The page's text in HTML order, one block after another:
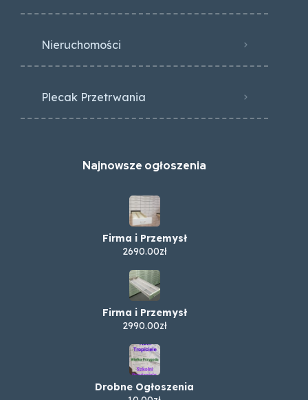
Nieruchomości
Plecak Przetrwania
Najnowsze ogłoszenia
Firma i Przemysł
2690.00zł
Firma i Przemysł
2990.00zł
Drobne Ogłoszenia